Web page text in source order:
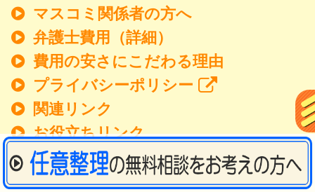
マスコミ関係者の方へ
弁護士費用（詳細）
費用の安さにこだわる理由
プライバシーポリシー
関連リンク
お役立ちリンク
サイトマップ（詳細）
お問合せ・アクセス・地図